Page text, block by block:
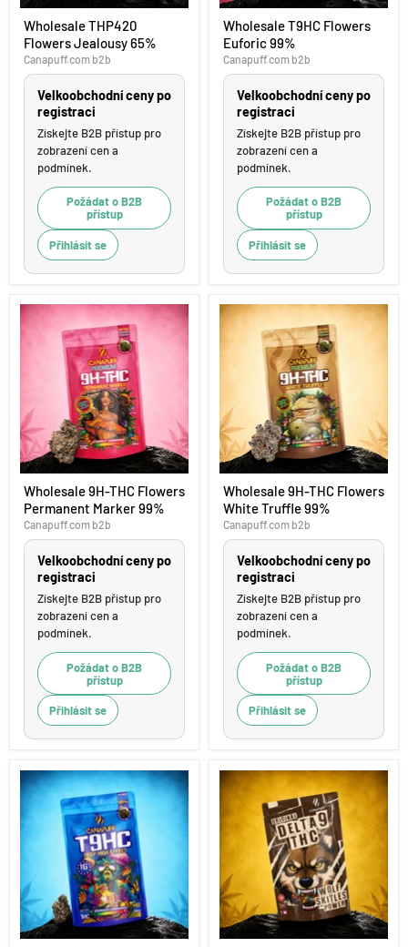
THP420
Flowers
Jealousy
65%
Wholesale THP420
Flowers Jealousy 65%
Canapuff.com b2b
Velkoobchodní ceny po
registraci
Získejte B2B přístup pro
zobrazení cen a
podmínek.
Požádat o B2B
přístup
Přihlásit se
T9HC
Flowers
Euforic
99%
Wholesale T9HC Flowers
Euforic 99%
Canapuff.com b2b
Velkoobchodní ceny po
registraci
Získejte B2B přístup pro
zobrazení cen a
podmínek.
Požádat o B2B
přístup
Přihlásit se
9H-
THC
Flowers
Permanent
Marker
99%
Wholesale 9H-THC Flowers
Permanent Marker 99%
Canapuff.com b2b
Velkoobchodní ceny po
registraci
Získejte B2B přístup pro
zobrazení cen a
podmínek.
Požádat o B2B
přístup
Přihlásit se
9H-
THC
Flowers
White
Truffle
99%
Wholesale 9H-THC Flowers
White Truffle 99%
Canapuff.com b2b
Velkoobchodní ceny po
registraci
Získejte B2B přístup pro
zobrazení cen a
podmínek.
Požádat o B2B
přístup
Přihlásit se